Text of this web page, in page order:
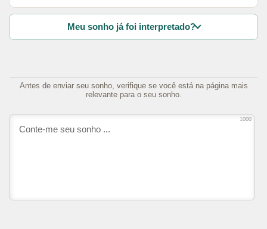
Meu sonho já foi interpretado?
Antes de enviar seu sonho, verifique se você está na página mais
relevante para o seu sonho.
1000